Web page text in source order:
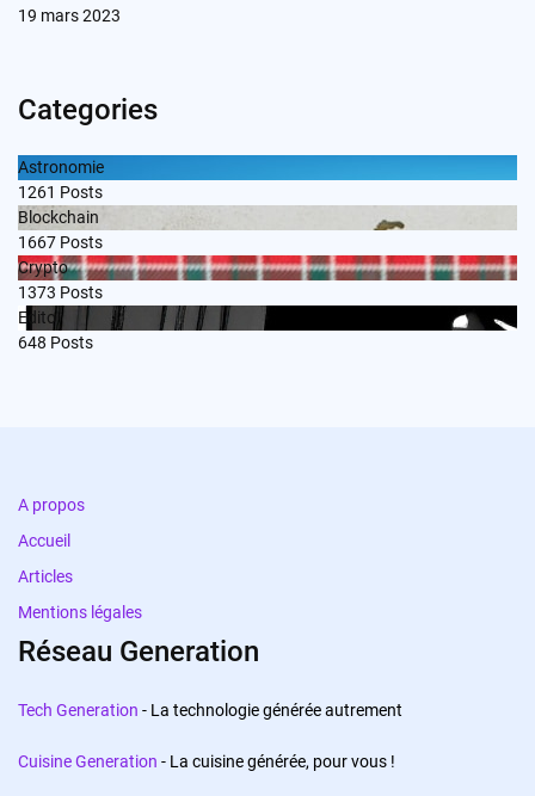
19 mars 2023
Categories
Astronomie
1261 Posts
Blockchain
1667 Posts
Crypto
1373 Posts
Edito
648 Posts
A propos
Accueil
Articles
Mentions légales
Réseau Generation
Tech Generation - La technologie générée autrement
Cuisine Generation - La cuisine générée, pour vous !